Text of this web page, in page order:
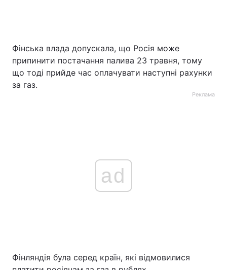
Фінська влада допускала, що Росія може
припинити постачання палива 23 травня, тому
що тоді прийде час оплачувати наступні рахунки
за газ.
Реклама
ad
Фінляндія була серед країн, які відмовилися